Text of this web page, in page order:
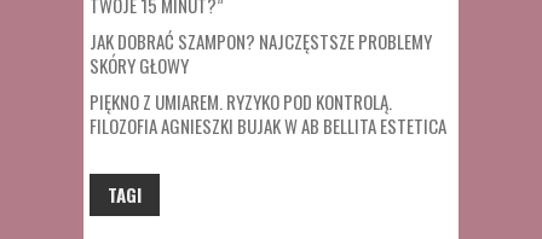
JAK DOBRAĆ SZAMPON? NAJCZĘSTSZE PROBLEMY
SKÓRY GŁOWY
PIĘKNO Z UMIAREM. RYZYKO POD KONTROLĄ.
FILOZOFIA AGNIESZKI BUJAK W AB BELLITA ESTETICA
TAGI